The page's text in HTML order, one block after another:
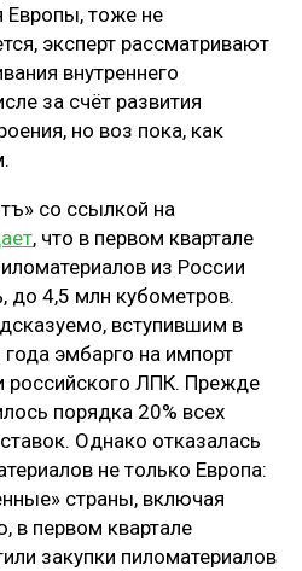
Европы, тоже не
эксперт рассматривают
внутреннего
за счёт развития
но воз пока, как
со ссылкой на
, что в первом квартале
из России
до 4,5 млн кубометров.
вступившим в
эмбарго на импорт
российского ЛПК. Прежде
порядка 20% всех
Однако отказалась
не только Европа:
страны, включая
первом квартале
закупки пиломатериалов